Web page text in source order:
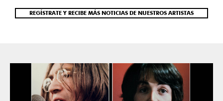
REGÍSTRATE Y RECIBE MÁS NOTICIAS DE NUESTROS ARTISTAS